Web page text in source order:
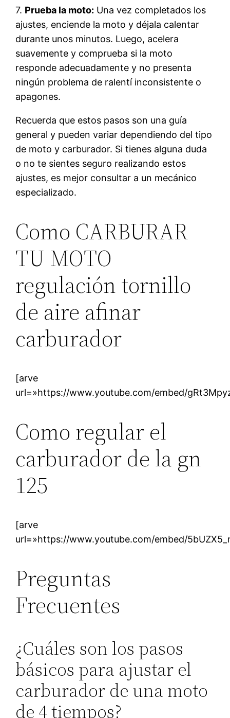
7. Prueba la moto: Una vez completados los
ajustes, enciende la moto y déjala calentar
durante unos minutos. Luego, acelera
suavemente y comprueba si la moto
responde adecuadamente y no presenta
ningún problema de ralentí inconsistente o
apagones.
Recuerda que estos pasos son una guía
general y pueden variar dependiendo del tipo
de moto y carburador. Si tienes alguna duda
o no te sientes seguro realizando estos
ajustes, es mejor consultar a un mecánico
especializado.
Como CARBURAR
TU MOTO
regulación tornillo
de aire afinar
carburador
[arve
url=»https://www.youtube.com/embed/
Como regular el
carburador de la gn
125
[arve
url=»https://www.youtube.com/embed/
Preguntas
Frecuentes
¿Cuáles son los pasos
básicos para ajustar el
carburador de una moto
de 4 tiempos?